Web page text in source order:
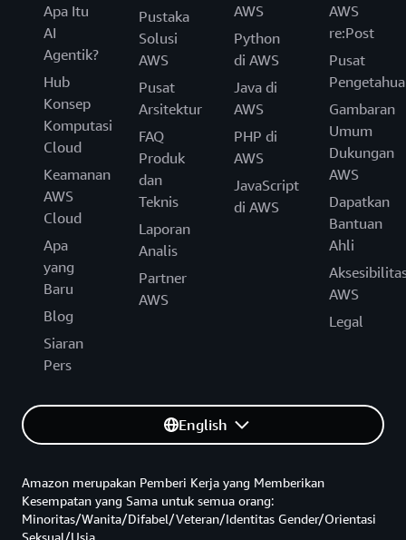
Apa Itu
AI
Agentik?
Hub
Konsep
Komputasi
Cloud
Keamanan
AWS
Cloud
Apa
yang
Baru
Blog
Siaran
Pers
Pustaka
Solusi
AWS
Pusat
Arsitektur
FAQ
Produk
dan
Teknis
Laporan
Analis
Partner
AWS
AWS
Python
di AWS
Java di
AWS
PHP di
AWS
JavaScript
di AWS
AWS
re:Post
Pusat
Gambaran
Umum
Dukungan
AWS
Dapatkan
Bantuan
Ahli
AWS
Legal
English
Amazon merupakan Pemberi Kerja yang Memberikan
Kesempatan yang Sama untuk semua orang:
Minoritas/Wanita/Difabel/Veteran/Identitas Gender/Orientasi